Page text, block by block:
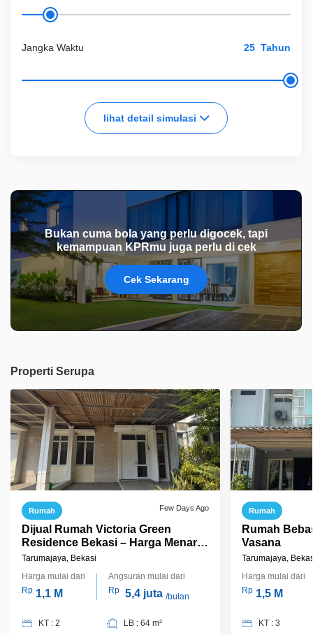
Jangka Waktu Tahun
lihat detail simulasi
Bukan cuma bola yang perlu digocek, tapi
kemampuan KPRmu juga perlu di cek
Cek Sekarang
Properti Serupa
Rumah Few Days Ago
Dijual Rumah Victoria Green
Residence Bekasi – Harga Menarik,
Siap Nego
Tarumajaya, Bekasi
Harga mulai dari
Rp 1,1 M
Angsuran mulai dari
Rp 5,4 juta /bulan
KT : 2
LB : 64 m²
Rumah
Rumah
Vasana
Tarumajaya,
Harga mulai dari
Rp 1,5 M
KT : 3